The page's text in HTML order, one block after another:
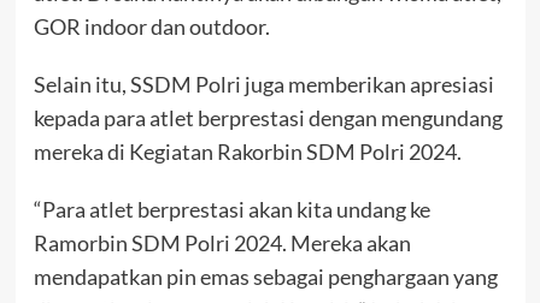
GOR indoor dan outdoor.
Selain itu, SSDM Polri juga memberikan apresiasi
kepada para atlet berprestasi dengan mengundang
mereka di Kegiatan Rakorbin SDM Polri 2024.
“Para atlet berprestasi akan kita undang ke
Ramorbin SDM Polri 2024. Mereka akan
mendapatkan pin emas sebagai penghargaan yang